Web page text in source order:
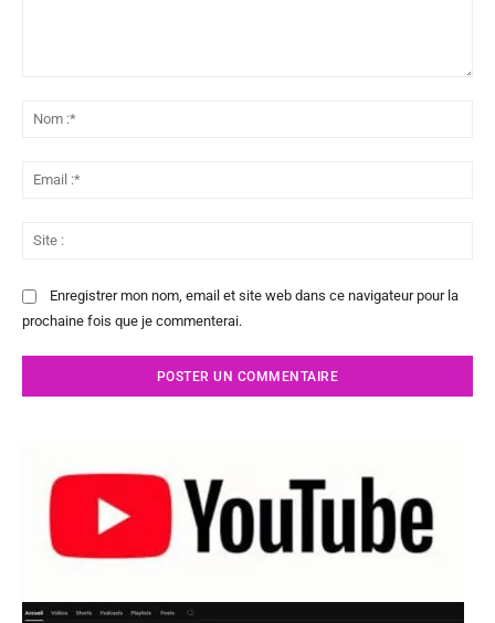
Enregistrer mon nom, email et site web dans ce navigateur pour la
prochaine fois que je commenterai.